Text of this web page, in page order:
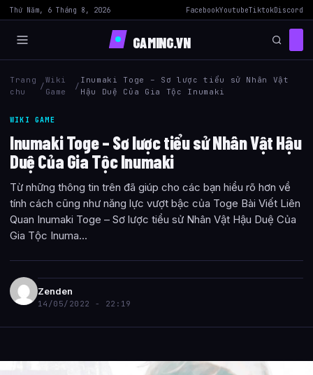
Thứ Năm, 6 Tháng 8, 2026 FacebookYoutubeTiktokDiscord
GAMING.VN
Trang
chu
/
Wiki
Game
/
Inumaki Toge – Sơ lược tiểu sử Nhân Vật
Hậu Duệ Của Gia Tộc Inumaki
WIKI GAME
Inumaki Toge – Sơ lược tiểu sử Nhân Vật Hậu
Duệ Của Gia Tộc Inumaki
Từ những thông tin trên đã giúp cho các bạn hiểu rõ hơn về
tính cách cũng như năng lực vượt bậc của Toge Bài Viết Liên
Quan Inumaki Toge – Sơ lược tiểu sử Nhân Vật Hậu Duệ Của
Gia Tộc Inuma...
Zenden
14/05/2022 - 22:19